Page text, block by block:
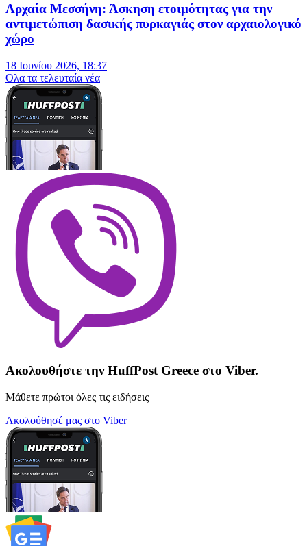
Αρχαία Μεσσήνη: Άσκηση ετοιμότητας για την
αντιμετώπιση δασικής πυρκαγιάς στον αρχαιολογικό
χώρο
18 Ιουνίου 2026, 18:37
Oλα τα τελευταία νέα
Ακολουθήστε την HuffPost Greece στο Viber.
Μάθετε πρώτοι όλες τις ειδήσεις
Ακολούθησέ μας στο Viber